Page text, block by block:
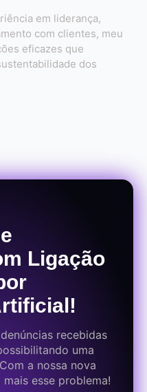
em liderança,
com clientes, meu
eficazes que
dos
Ligação
recebidas
uma
a nossa nova
esse problema!